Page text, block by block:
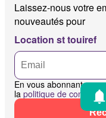
Laissez-nous votre
nouveautés pour
Location st touiref
En vous abonnant,
la politique de